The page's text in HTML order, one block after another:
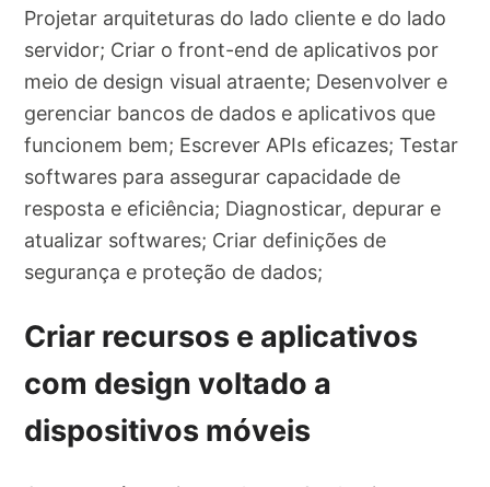
Projetar arquiteturas do lado cliente e do lado
servidor; Criar o front-end de aplicativos por
meio de design visual atraente; Desenvolver e
gerenciar bancos de dados e aplicativos que
funcionem bem; Escrever APIs eficazes; Testar
softwares para assegurar capacidade de
resposta e eficiência; Diagnosticar, depurar e
atualizar softwares; Criar definições de
segurança e proteção de dados;
Criar recursos e aplicativos
com design voltado a
dispositivos móveis